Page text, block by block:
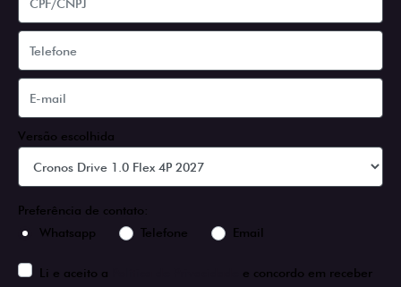
Versão escolhida
Preferência de contato:
Whatsapp
Telefone Email
Li e aceito a
e concordo em receber